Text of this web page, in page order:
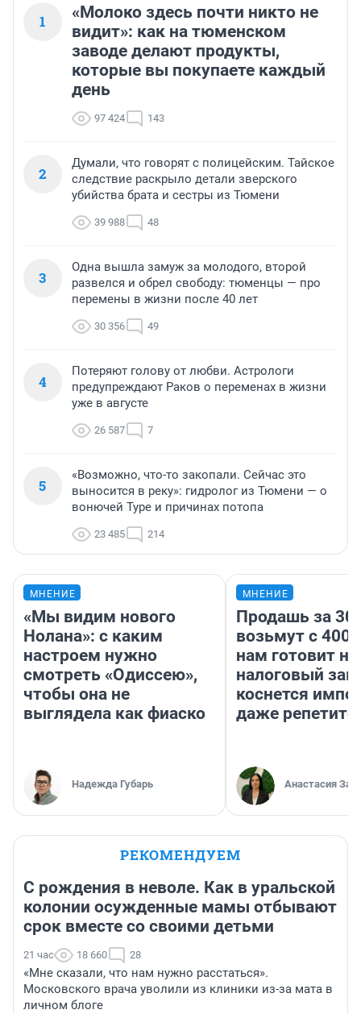
1
«Молоко здесь почти никто не
видит»: как на тюменском
заводе делают продукты,
которые вы покупаете каждый
день
97 424 143
2
Думали, что говорят с полицейским. Тайское
следствие раскрыло детали зверского
убийства брата и сестры из Тюмени
39 988 48
3
Одна вышла замуж за молодого, второй
развелся и обрел свободу: тюменцы — про
перемены в жизни после 40 лет
30 356 49
4
Потеряют голову от любви. Астрологи
предупреждают Раков о переменах в жизни
уже в августе
26 587 7
5
«Возможно, что-то закопали. Сейчас это
выносится в реку»: гидролог из Тюмени — о
вонючей Туре и причинах потопа
23 485 214
МНЕНИЕ
«Мы видим нового
Нолана»: с каким
настроем нужно
смотреть «Одиссею»,
чтобы она не
выглядела как фиаско
Надежда Губарь
МНЕНИЕ
Продашь за
возьмут с
нам готовит
налоговый
коснется
даже
Анастасия
РЕКОМЕНДУЕМ
С рождения в неволе. Как в уральской
колонии осужденные мамы отбывают
срок вместе со своими детьми
21 час 18 660 28
«Мне сказали, что нам нужно расстаться».
Московского врача уволили из клиники из-за мата в
личном блоге